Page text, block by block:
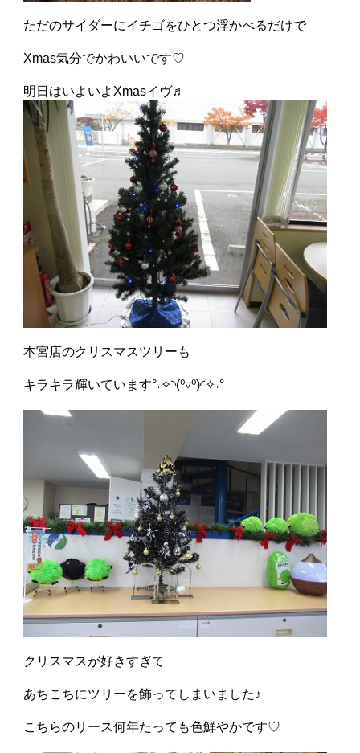
ただのサイダーにイチゴをひとつ浮かべるだけで
Xmas気分でかわいいです♡
明日はいよいよXmasイヴ♬
本宮店のクリスマスツリーも
キラキラ輝いています°˖✧◝(⁰▿⁰)◜✧˖°
クリスマスが好きすぎて
あちこちにツリーを飾ってしまいました♪
こちらのリース何年たっても色鮮やかです♡